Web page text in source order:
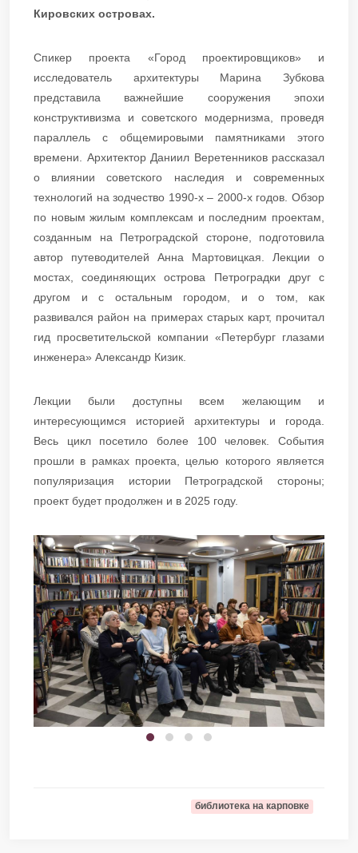
Кировских островах.
Спикер проекта «Город проектировщиков» и
исследователь архитектуры Марина Зубкова
представила важнейшие сооружения эпохи
конструктивизма и советского модернизма, проведя
параллель с общемировыми памятниками этого
времени. Архитектор Даниил Веретенников рассказал
о влиянии советского наследия и современных
технологий на зодчество 1990-х – 2000-х годов. Обзор
по новым жилым комплексам и последним проектам,
созданным на Петроградской стороне, подготовила
автор путеводителей Анна Мартовицкая. Лекции о
мостах, соединяющих острова Петроградки друг с
другом и с остальным городом, и о том, как
развивался район на примерах старых карт, прочитал
гид просветительской компании «Петербург глазами
инженера» Александр Кизик.
Лекции были доступны всем желающим и
интересующимся историей архитектуры и города.
Весь цикл посетило более 100 человек. События
прошли в рамках проекта, целью которого является
популяризация истории Петроградской стороны;
проект будет продолжен и в 2025 году.
библиотека на карповке